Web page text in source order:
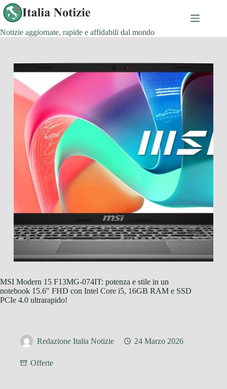
Salta
al
contenuto
Notizie aggiornate, rapide e affidabili dal mondo
MSI Modern 15 F13MG-074IT: potenza e stile in un
notebook 15.6″ FHD con Intel Core i5, 16GB RAM e SSD
PCIe 4.0 ultrarapido!
Redazione Italia Notizie 24 Marzo 2026
Offerte